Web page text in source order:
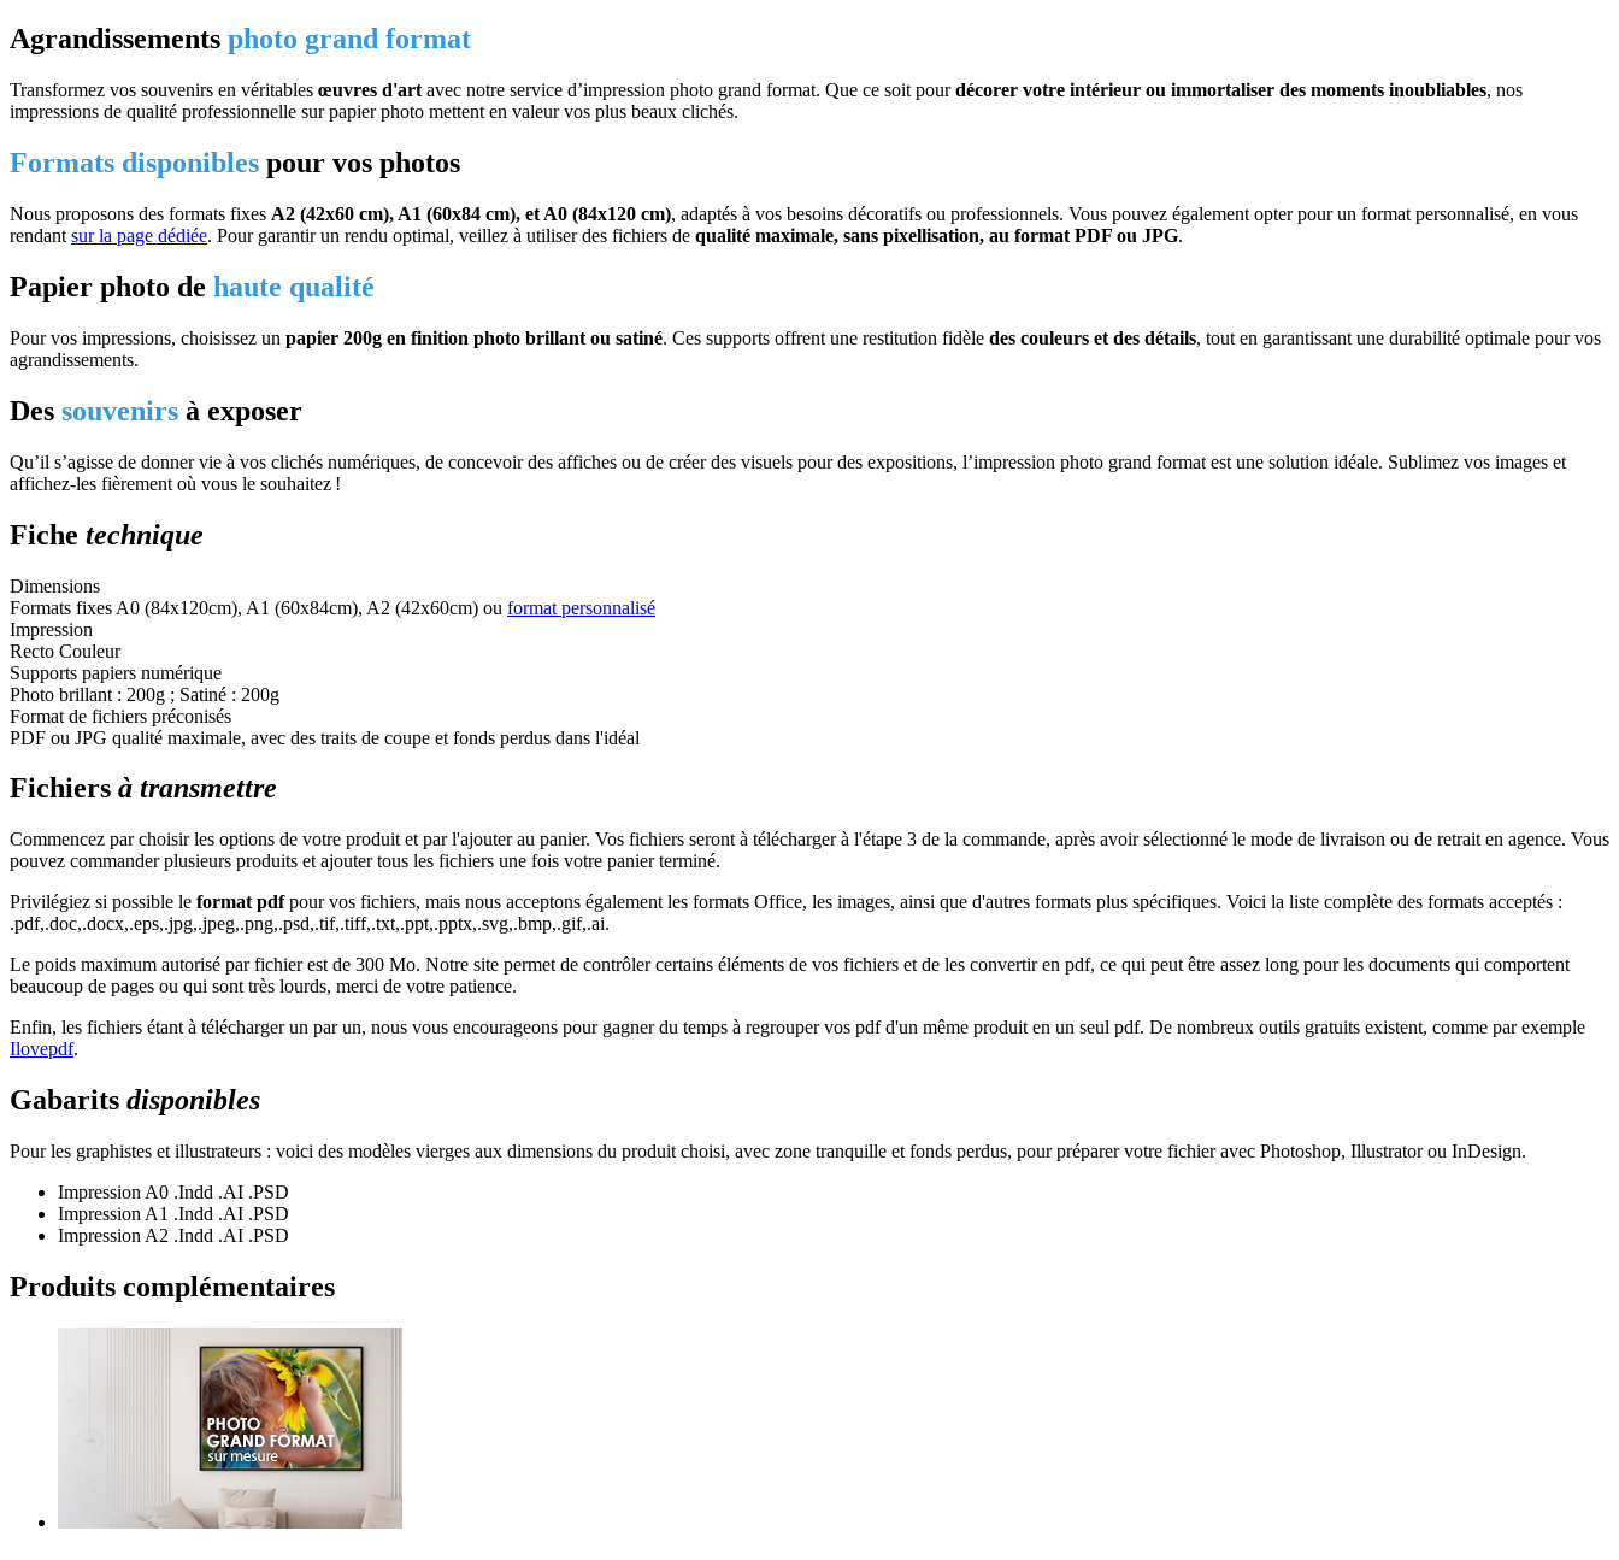
Agrandissements photo grand format
Transformez vos souvenirs en véritables œuvres d'art avec notre service d’impression photo grand format. Que ce soit pourdécorer votre intérieur ou immortaliser des moments inoubliables, nos
impressions de qualité professionnelle sur papier photo mettent en valeur vos plus beaux clichés.
Formats disponibles pour vos photos
Nous proposons des formats fixes A2 (42x60 cm), A1 (60x84 cm), et A0 (84x120 cm), adaptés à vos besoins décoratifs ou professionnels. Vous pouvez également opter pour un format personnalisé, en vous
rendant sur la page dédiée. Pour garantir un rendu optimal, veillez à utiliser des fichiers de qualité maximale, sans pixellisation, au format PDF ou JPG.
Papier photo de haute qualité
Pour vos impressions, choisissez un papier 200g en finition photo brillant ou satiné. Ces supports offrent une restitution fidèle des couleurs et des détails, tout en garantissant une durabilité optimale pour vos
agrandissements.
Des souvenirs à exposer
Qu’il s’agisse de donner vie à vos clichés numériques, de concevoir des affiches ou de créer des visuels pour des expositions, l’impression photo grand format est une solution idéale. Sublimez vos images et
affichez-les fièrement où vous le souhaitez !
Fiche technique
Dimensions
Formats fixes A0 (84x120cm), A1 (60x84cm), A2 (42x60cm) ou format personnalisé
Impression
Recto Couleur
Supports papiers numérique
Photo brillant : 200g ; Satiné : 200g
Format de fichiers préconisés
PDF ou JPG qualité maximale, avec des traits de coupe et fonds perdus dans l'idéal
Fichiers à transmettre
Commencez par choisir les options de votre produit et par l'ajouter au panier. Vos fichiers seront à télécharger à l'étape 3 de la commande, après avoir sélectionné le mode de livraison ou de retrait en agence. Vous
pouvez commander plusieurs produits et ajouter tous les fichiers une fois votre panier terminé.
Privilégiez si possible le format pdfpour vos fichiers, mais nous acceptons également les formats Office, les images, ainsi que d'autres formats plus spécifiques. Voici la liste complète des formats acceptés :
.pdf,.doc,.docx,.eps,.jpg,.jpeg,.png,.psd,.tif,.tiff,.txt,.ppt,.pptx,.svg,.bmp,.gif,.ai.
Le poids maximum autorisé par fichier est de 300 Mo. Notre site permet de contrôler certains éléments de vos fichiers et de les convertir en pdf, ce qui peut être assez long pour les documents qui comportent
beaucoup de pages ou qui sont très lourds, merci de votre patience.
Enfin, les fichiers étant à télécharger un par un, nous vous encourageons pour gagner du temps à regrouper vos pdf d'un même produit en un seul pdf. De nombreux outils gratuits existent, comme par exemple
Ilovepdf.
Gabarits disponibles
Pour les graphistes et illustrateurs : voici des modèles vierges aux dimensions du produit choisi, avec zone tranquille et fonds perdus, pour préparer votre fichier avec Photoshop, Illustrator ou InDesign.
Impression A0 .Indd .AI .PSD
Impression A1 .Indd .AI .PSD
Impression A2 .Indd .AI .PSD
Produits complémentaires